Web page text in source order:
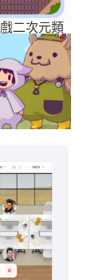
二次元類